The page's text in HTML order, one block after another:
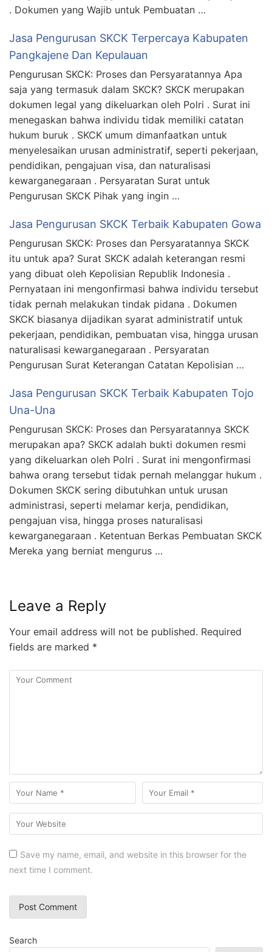
. Dokumen yang Wajib untuk Pembuatan …
Jasa Pengurusan SKCK Terpercaya Kabupaten
Pangkajene Dan Kepulauan
Pengurusan SKCK: Proses dan Persyaratannya Apa
saja yang termasuk dalam SKCK? SKCK merupakan
dokumen legal yang dikeluarkan oleh Polri . Surat ini
menegaskan bahwa individu tidak memiliki catatan
hukum buruk . SKCK umum dimanfaatkan untuk
menyelesaikan urusan administratif, seperti pekerjaan,
pendidikan, pengajuan visa, dan naturalisasi
kewarganegaraan . Persyaratan Surat untuk
Pengurusan SKCK Pihak yang ingin …
Jasa Pengurusan SKCK Terbaik Kabupaten Gowa
Pengurusan SKCK: Proses dan Persyaratannya SKCK
itu untuk apa? Surat SKCK adalah keterangan resmi
yang dibuat oleh Kepolisian Republik Indonesia .
Pernyataan ini mengonfirmasi bahwa individu tersebut
tidak pernah melakukan tindak pidana . Dokumen
SKCK biasanya dijadikan syarat administratif untuk
pekerjaan, pendidikan, pembuatan visa, hingga urusan
naturalisasi kewarganegaraan . Persyaratan
Pengurusan Surat Keterangan Catatan Kepolisian …
Jasa Pengurusan SKCK Terbaik Kabupaten Tojo
Una-Una
Pengurusan SKCK: Proses dan Persyaratannya SKCK
merupakan apa? SKCK adalah bukti dokumen resmi
yang dikeluarkan oleh Polri . Surat ini mengonfirmasi
bahwa orang tersebut tidak pernah melanggar hukum .
Dokumen SKCK sering dibutuhkan untuk urusan
administrasi, seperti melamar kerja, pendidikan,
pengajuan visa, hingga proses naturalisasi
kewarganegaraan . Ketentuan Berkas Pembuatan SKCK
Mereka yang berniat mengurus …
Leave a Reply
Your email address will not be published. Required
fields are marked *
Save my name, email, and website in this browser for the
next time I comment.
Search